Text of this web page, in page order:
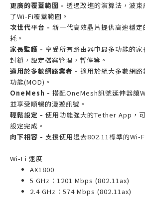
更廣的覆蓋範圍 - 透過改進的演算法，波
了Wi-Fi覆蓋範圍。
次世代平台 - 新一代高效晶片提供高速穩
耗。
家長監護 - 享受所有路由器中最多功能的
封鎖，設定檔案管理，暫停等。
適用於多數網路業者 - 適用於絕大多數網
功能(MOD)。
OneMesh - 搭配OneMesh訊號延伸器讓
並享受順暢的漫遊訊號。
輕鬆設定 - 使用功能強大的Tether App，
設定完成。
向下相容 - 支援使用過去802.11標準的Wi-
Wi-Fi 速度
AX1800
5 GHz：1201 Mbps (802.11ax)
2.4 GHz：574 Mbps (802.11ax)